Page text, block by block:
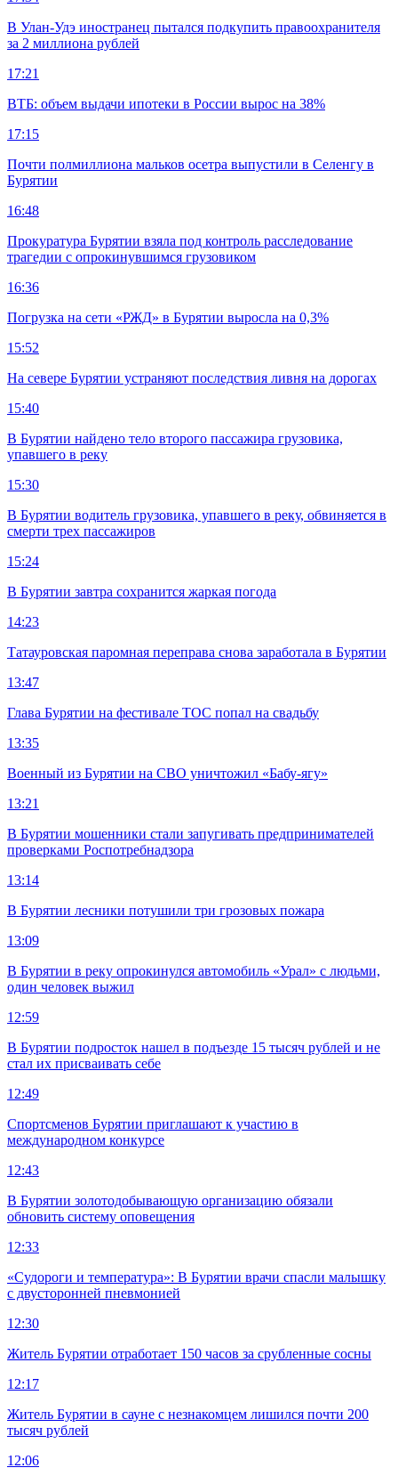
В Улан-Удэ иностранец пытался подкупить правоохранителя
за 2 миллиона рублей
17:21
ВТБ: объем выдачи ипотеки в России вырос на 38%
17:15
Почти полмиллиона мальков осетра выпустили в Селенгу в
Бурятии
16:48
Прокуратура Бурятии взяла под контроль расследование
трагедии с опрокинувшимся грузовиком
16:36
Погрузка на сети «РЖД» в Бурятии выросла на 0,3%
15:52
На севере Бурятии устраняют последствия ливня на дорогах
15:40
В Бурятии найдено тело второго пассажира грузовика,
упавшего в реку
15:30
В Бурятии водитель грузовика, упавшего в реку, обвиняется в
смерти трех пассажиров
15:24
В Бурятии завтра сохранится жаркая погода
14:23
Татауровская паромная переправа снова заработала в Бурятии
13:47
Глава Бурятии на фестивале ТОС попал на свадьбу
13:35
Военный из Бурятии на СВО уничтожил «Бабу-ягу»
13:21
В Бурятии мошенники стали запугивать предпринимателей
проверками Роспотребнадзора
13:14
В Бурятии лесники потушили три грозовых пожара
13:09
В Бурятии в реку опрокинулся автомобиль «Урал» с людьми,
один человек выжил
12:59
В Бурятии подросток нашел в подъезде 15 тысяч рублей и не
стал их присваивать себе
12:49
Спортсменов Бурятии приглашают к участию в
международном конкурсе
12:43
В Бурятии золотодобывающую организацию обязали
обновить систему оповещения
12:33
«Судороги и температура»: В Бурятии врачи спасли малышку
с двусторонней пневмонией
12:30
Житель Бурятии отработает 150 часов за срубленные сосны
12:17
Житель Бурятии в сауне с незнакомцем лишился почти 200
тысяч рублей
12:06